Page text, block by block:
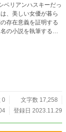
ベリアンハスキーだっ
、美しい女優が暮ら
存在意義を証明する
の小説を執筆するこ
0
文字数 17,258
登録日 2023.11.29